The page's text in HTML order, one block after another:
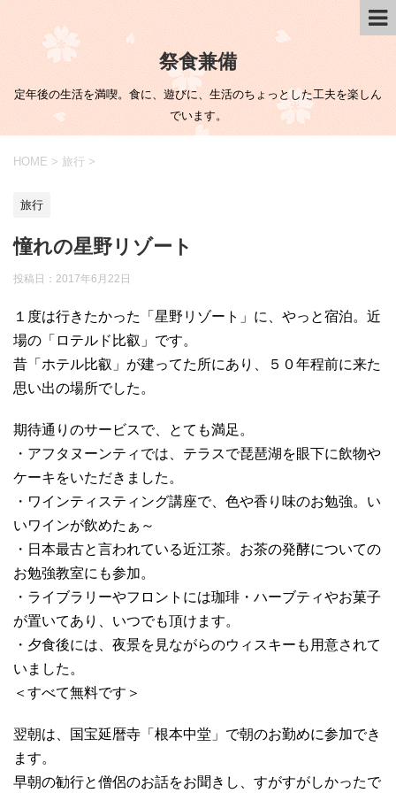
祭食兼備
定年後の生活を満喫。食に、遊びに、生活のちょっとした工夫を楽しん
でいます。
HOME > 旅行 >
旅行
憧れの星野リゾート
投稿日： 2017年6月22日
１度は行きたかった「星野リゾート」に、やっと宿泊。近
場の「ロテルド比叡」です。
昔「ホテル比叡」が建ってた所にあり、５０年程前に来た
思い出の場所でした。
期待通りのサービスで、とても満足。
・アフタヌーンティでは、テラスで琵琶湖を眼下に飲物や
ケーキをいただきました。
・ワインティスティング講座で、色や香り味のお勉強。い
いワインが飲めたぁ～
・日本最古と言われている近江茶。お茶の発酵についての
お勉強教室にも参加。
・ライブラリーやフロントには珈琲・ハーブティやお菓子
が置いてあり、いつでも頂けます。
・夕食後には、夜景を見ながらのウィスキーも用意されて
いました。
＜すべて無料です＞
翌朝は、国宝延暦寺「根本中堂」で朝のお勤めに参加でき
ます。
早朝の勧行と僧侶のお話をお聞きし、すがすがしかったで